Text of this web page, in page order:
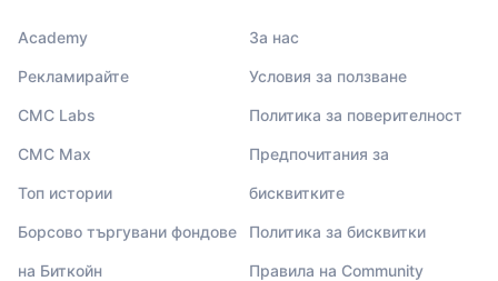
Academy
Рекламирайте
CMC Labs
CMC Max
Топ истории
Борсово търгувани фондове
на Биткойн
За нас
Условия за ползване
Политика за поверителност
Предпочитания за
бисквитките
Политика за бисквитки
Правила на Community